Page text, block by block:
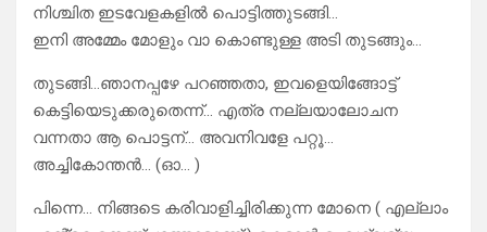
നിശ്ചിത ഇടവേളകളിൽ പൊട്ടിത്തുടങ്ങി…
ഇനി അമ്മേം മോളും വാ കൊണ്ടുള്ള അടി തുടങ്ങും…
തുടങ്ങി…ഞാനപ്പഴേ പറഞ്ഞതാ, ഇവളെയിങ്ങോട്ട്
കെട്ടിയെടുക്കരുതെന്ന്… എത്ര നല്ലയാലോചന
വന്നതാ ആ പൊട്ടന്… അവനിവളേ പറ്റൂ…
അച്ചികോന്തൻ… (ഓ… )
പിന്നെ… നിങ്ങടെ കരിവാളിച്ചിരിക്കുന്ന മോനെ ( എല്ലാം